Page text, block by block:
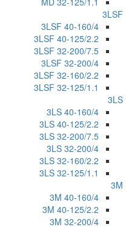
3LSF
3LSF 40-160/4
3LSF 40-125/2.2
3LSF 32-200/7.5
3LSF 32-200/4
3LSF 32-160/2.2
3LSF 32-125/1.1
3LS
3LS 40-160/4
3LS 40-125/2.2
3LS 32-200/7.5
3LS 32-200/4
3LS 32-160/2.2
3LS 32-125/1.1
3M
3M 40-160/4
3M 40-125/2.2
3M 32-200/4